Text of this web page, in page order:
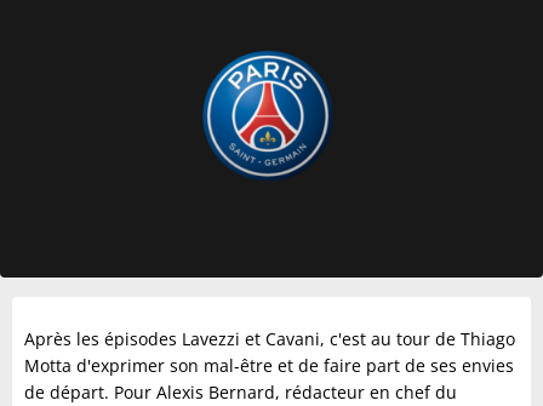
Après les épisodes Lavezzi et Cavani, c'est au tour de Thiago
Motta d'exprimer son mal-être et de faire part de ses envies
de départ. Pour Alexis Bernard, rédacteur en chef du